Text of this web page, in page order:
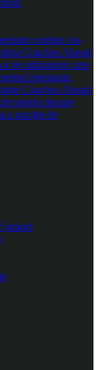
conține cea
Coaches Ahead
de utilizatorii care
premium.
Coaches Ahead
pentru fiecare
o poziție de
juniori